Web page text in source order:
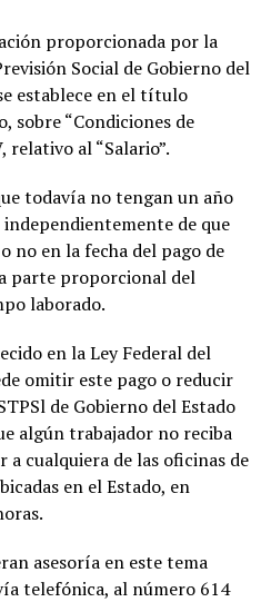
proporcionada por la
Social de Gobierno del
establece en el título
“Condiciones de
relativo al “Salario”.
todavía no tengan un año
de que
no en la fecha del pago de
parte proporcional del
laborado.
en la Ley Federal del
omitir este pago o reducir
de Gobierno del Estado
algún trabajador no reciba
a cualquiera de las oficinas de
en el Estado, en
asesoría en este tema
telefónica, al número 614